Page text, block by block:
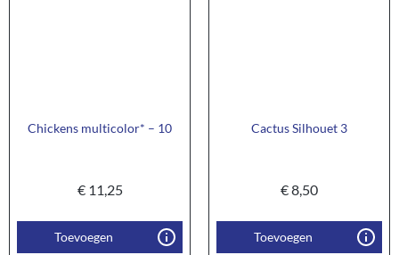
Chickens multicolor* – 10
€11,25
Toevoegen
Cactus Silhouet 3
€8,50
Toevoegen